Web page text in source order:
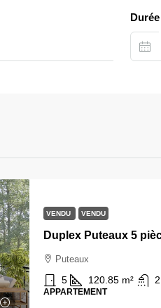
VENDU VENDU
Duplex Puteaux 5
Puteaux
5 120.85 m² 2
APPARTEMENT